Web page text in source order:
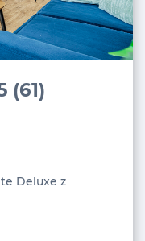
(61)
Deluxe z